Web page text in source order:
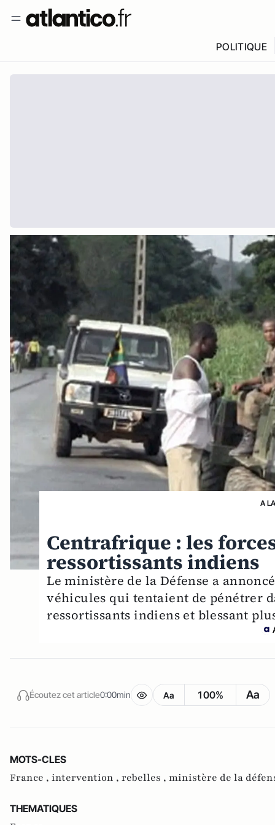
POLITIQUE
A
Centrafrique : les
ressortissants indiens
Le ministère de la Défense a
véhicules qui tentaient de pénétrer
ressortissants indiens et blessant
Écoutez cet article0:00min Aa 100% Aa
MOTS-CLES
France , intervention , rebelles , ministère de la
THEMATIQUES